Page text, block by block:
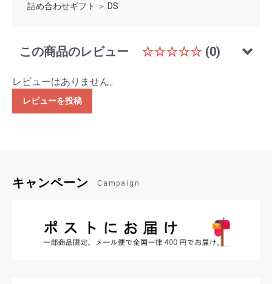
詰め合わせギフト ＞ DS
この商品のレビュー ☆☆☆☆☆ (0)
レビューはありません。
レビューを投稿
キャンペーン Campaign